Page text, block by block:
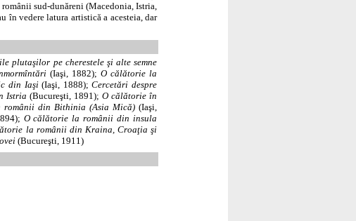
sud-dunăreni (Macedonia, Istria,
vedere latura artistică a acesteia, dar
plutaşilor pe cherestele şi alte semne
(Iaşi, 1882);O călătorie la
din Iaşi(Iaşi, 1888);Cercetări despre
Istria (Bucureşti, 1891);O călătorie în
din Bithinia (Asia Mică) (Iaşi,
O călătorie la românii din insula
la românii din Kraina, Croaţia şi
(Bucureşti, 1911)